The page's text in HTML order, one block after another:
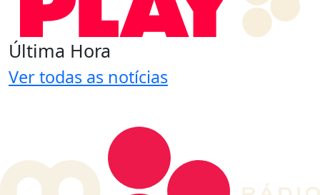
Última Hora
Ver todas as notícias